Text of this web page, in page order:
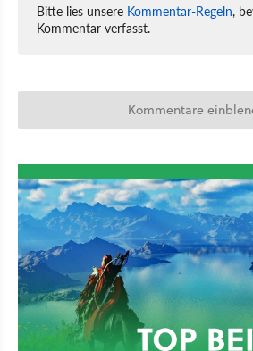
Bitte lies unsere Kommentar-Regeln,
Kommentar verfasst.
Kommentare